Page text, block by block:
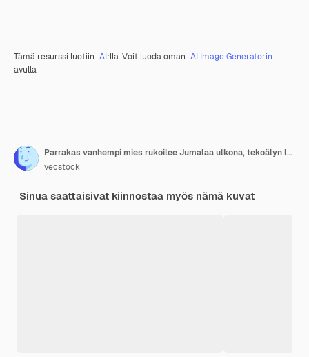
Tämä resurssi luotiin AI:lla. Voit luoda oman AI Image Generatorin
avulla
Parrakas vanhempi mies rukoilee Jumalaa ulkona, tekoälyn luoma
vecstock
Sinua saattaisivat kiinnostaa myös nämä kuvat